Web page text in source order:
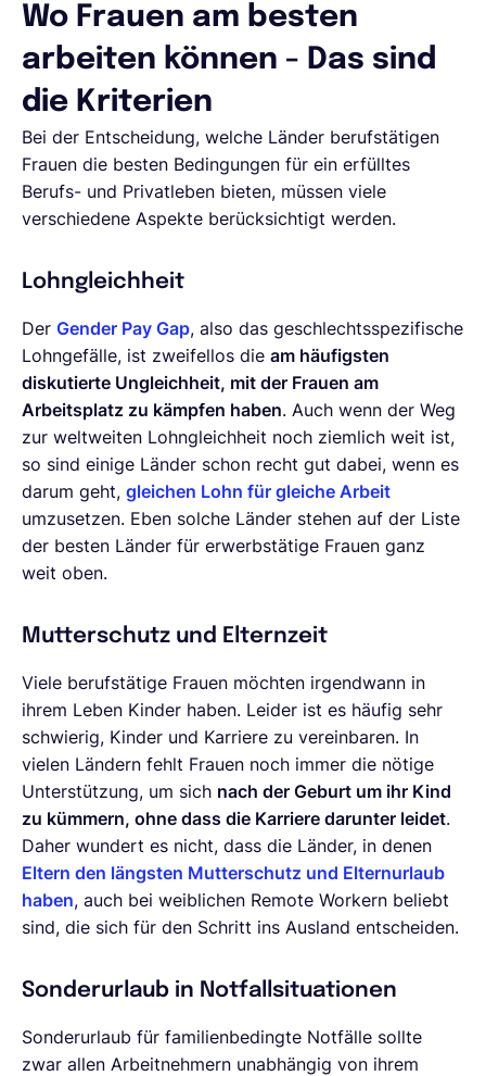
Wo Frauen am besten
arbeiten können - Das sind
die Kriterien
Bei der Entscheidung, welche Länder berufstätigen
Frauen die besten Bedingungen für ein erfülltes
Berufs- und Privatleben bieten, müssen viele
verschiedene Aspekte berücksichtigt werden.
Lohngleichheit
Der Gender Pay Gap, also das geschlechtsspezifische
Lohngefälle, ist zweifellos die am häufigsten
diskutierte Ungleichheit, mit der Frauen am
Arbeitsplatz zu kämpfen haben. Auch wenn der Weg
zur weltweiten Lohngleichheit noch ziemlich weit ist,
so sind einige Länder schon recht gut dabei, wenn es
darum geht, gleichen Lohn für gleiche Arbeit
umzusetzen. Eben solche Länder stehen auf der Liste
der besten Länder für erwerbstätige Frauen ganz
weit oben.
Mutterschutz und Elternzeit
Viele berufstätige Frauen möchten irgendwann in
ihrem Leben Kinder haben. Leider ist es häufig sehr
schwierig, Kinder und Karriere zu vereinbaren. In
vielen Ländern fehlt Frauen noch immer die nötige
Unterstützung, um sich nach der Geburt um ihr Kind
zu kümmern, ohne dass die Karriere darunter leidet.
Daher wundert es nicht, dass die Länder, in denen
Eltern den längsten Mutterschutz und Elternurlaub
haben, auch bei weiblichen Remote Workern beliebt
sind, die sich für den Schritt ins Ausland entscheiden.
Sonderurlaub in Notfallsituationen
Sonderurlaub für familienbedingte Notfälle sollte
zwar allen Arbeitnehmern unabhängig von ihrem